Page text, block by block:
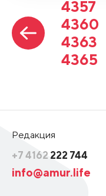
4357
4360
4363
4365
Редакция
+7 4162 222 744
info@amur.life